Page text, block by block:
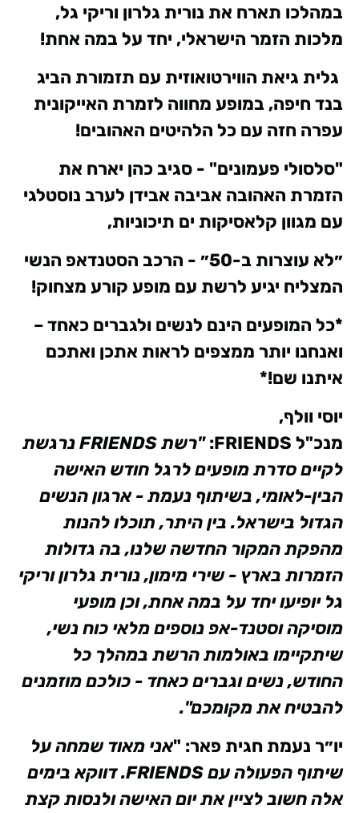
במהלכו תארח את נורית גלרון וריקי גל,
מלכות הזמר הישראלי, יחד על במה אחת!
גלית גיאת הווירטואוזית עם תזמורת הביג
בנד חיפה, במופע מחווה לזמרת האייקונית
עפרה חזה עם כל הלהיטים האהובים!
"סלסולי פעמונים" - סגיב כהן יארח את
הזמרת האהובה אביבה אבידן לערב נוסטלגי
עם מגוון קלאסיקות ים תיכוניות,
״לא עוצרות ב-50״ - הרכב הסטנדאפ הנשי
המצליח יגיע לרשת עם מופע קורע מצחוק!
*כל המופעים הינם לנשים ולגברים כאחד –
ואנחנו יותר ממצפים לראות אתכן ואתכם
איתנו שם!*
יוסי וולף,
מנכ"ל FRIENDS
:"רשתFRIENDSנרגשת
לקיים סדרת מופעים לרגל חודש האישה
הבין-לאומי, בשיתוף נעמת - ארגון הנשים
הגדול בישראל. בין היתר, תוכלו להנות
מהפקת המקור החדשה שלנו, בה גדולות
הזמרות בארץ - שירי מימון, נורית גלרון וריקי
גל יופיעו יחד על במה אחת, וכן מופעי
מוסיקה וסטנד-אפ נוספים מלאי כוח נשי,
שיתקיימו באולמות הרשת במהלך כל
החודש, נשים וגברים כאחד - כולכם מוזמנים
להבטיח את מקומכם".
יו״ר נעמת חגית פאר: "אני מאוד שמחה על
שיתוף הפעולה עםFRIENDS. דווקא בימים
אלה חשוב לציין את יום האישה ולנסות קצת